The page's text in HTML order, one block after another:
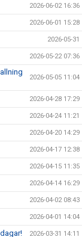
2026-06-02 16:36
2026-06-01 15:28
2026-05-31
2026-05-22 07:36
2026-05-05 11:04
2026-04-28 17:29
2026-04-24 11:21
2026-04-20 14:29
2026-04-17 12:38
2026-04-15 11:35
2026-04-14 16:29
2026-04-02 08:43
2026-04-01 14:04
2026-03-31 14:11